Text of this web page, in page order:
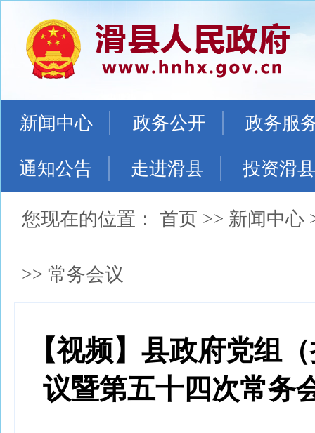
新闻中心 政务公开 政务服
通知公告 走进滑县 投资滑县
您现在的位置： 首页 >> 新闻中心
>> 常务会议
【视频】县政府党组
议暨第五十四次常务